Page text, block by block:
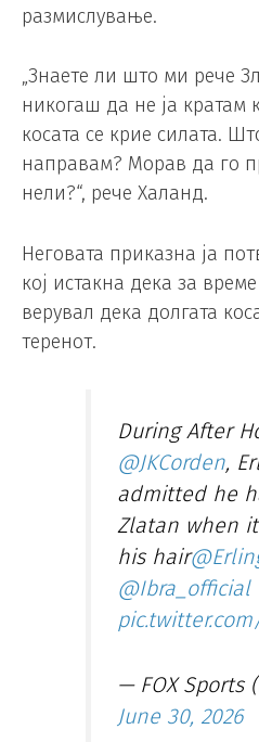
размислување.
„Знаете ли што ми рече
никогаш да не ја кратам
косата се крие силата.
направам? Морав да го
нели?“, рече Халанд.
Неговата приказна ја
кој истакна дека за
верувал дека долгата
теренот.
During After
@JKCorden,
admitted he
Zlatan when
his hair
@Ibra_official
— FOX Sports
June 30, 2026